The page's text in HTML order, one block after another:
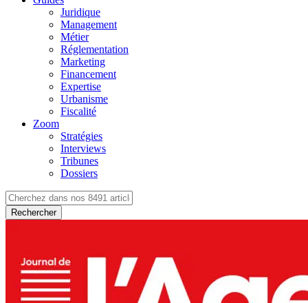
Juridique
Management
Métier
Réglementation
Marketing
Financement
Expertise
Urbanisme
Fiscalité
Zoom
Stratégies
Interviews
Tribunes
Dossiers
Rechercher